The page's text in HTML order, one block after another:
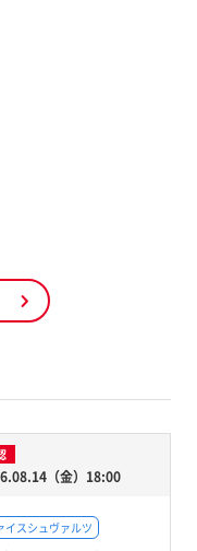
（金）18:00
イスシュヴァルツ